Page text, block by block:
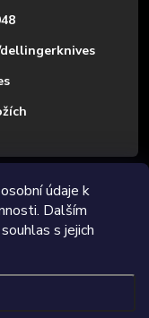
údaje k
Dalším
s jejich